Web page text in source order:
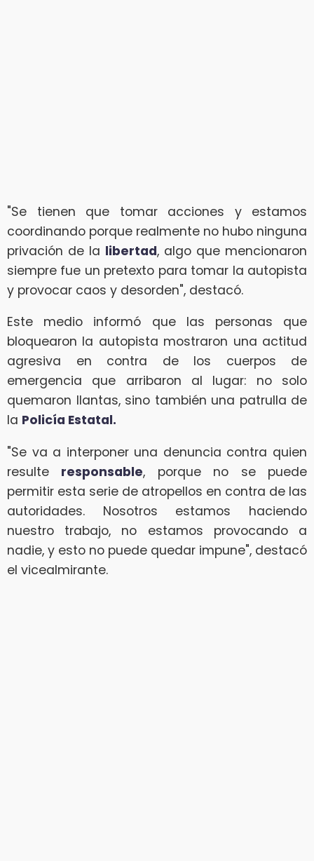
"Se tienen que tomar acciones y estamos
coordinando porque realmente no hubo ninguna
privación de la libertad, algo que mencionaron
siempre fue un pretexto para tomar la autopista
y provocar caos y desorden", destacó.
Este medio informó que las personas que
bloquearon la autopista mostraron una actitud
agresiva en contra de los cuerpos de
emergencia que arribaron al lugar: no solo
quemaron llantas, sino también una patrulla de
la Policía Estatal.
"Se va a interponer una denuncia contra quien
resulte responsable, porque no se puede
permitir esta serie de atropellos en contra de las
autoridades. Nosotros estamos haciendo
nuestro trabajo, no estamos provocando a
nadie, y esto no puede quedar impune", destacó
el vicealmirante.